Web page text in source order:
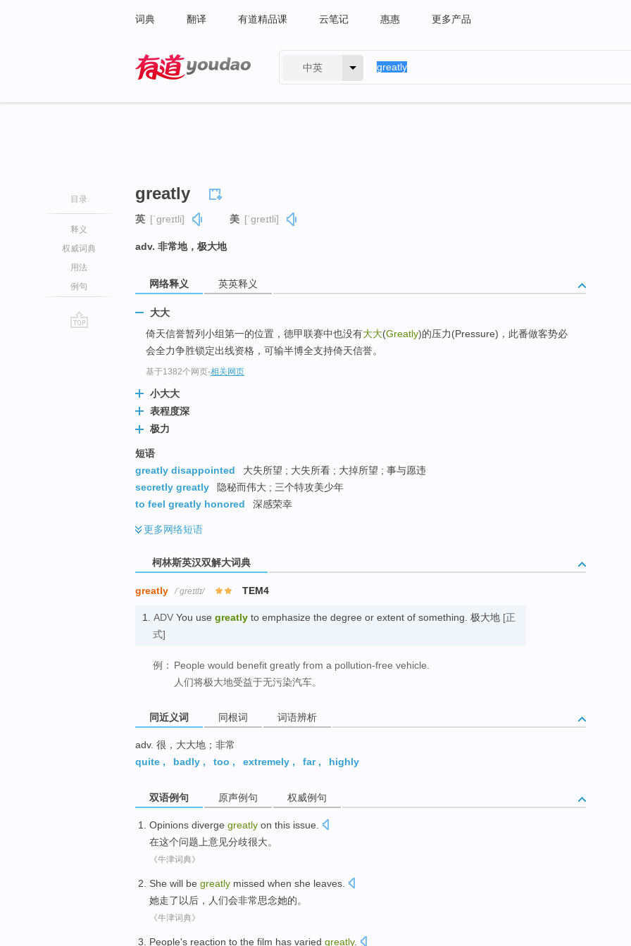
词典 翻译 有道精品课 云笔记 惠惠 更多产品
中英
目录
释义
权威词典
用法
例句
greatly
英 [ˈɡreɪtli] 美 [ˈɡreɪtli]
adv. 非常地，极大地
网络释义 英英释义
大大
倚天信誉暂列小组第一的位置，德甲联赛中也没有大大(Greatly)的压力(Pressure)，此番做客势必
会全力争胜锁定出线资格，可输半博全支持倚天信誉。
基于1382个网页-相关网页
小大大
表程度深
极力
短语
greatly disappointed
大失所望 ; 大失所看 ; 大掉所望 ; 事与愿违
secretly greatly
隐秘而伟大 ; 三个特攻美少年
to feel greatly honored
深感荣幸
更多网络短语
柯林斯英汉双解大词典
greatly /ˈgreɪtlɪ/ TEM4
1. ADV You use greatly to emphasize the degree or extent of something. 极大地 [正
式]
例： People would benefit greatly from a pollution-free vehicle.
人们将极大地受益于无污染汽车。
同近义词 同根词 词语辨析
adv. 很，大大地；非常
quite , badly , too , extremely , far, highly
双语例句 原声例句 权威例句
Opinions diverge greatly on this issue
在这个问题 上意见分歧很大。
《牛津词典》
She will be greatly missed when she leaves.
她走了以后，人们会非常思念她的。
《牛津词典》
People's reaction to the film has varied greatly.